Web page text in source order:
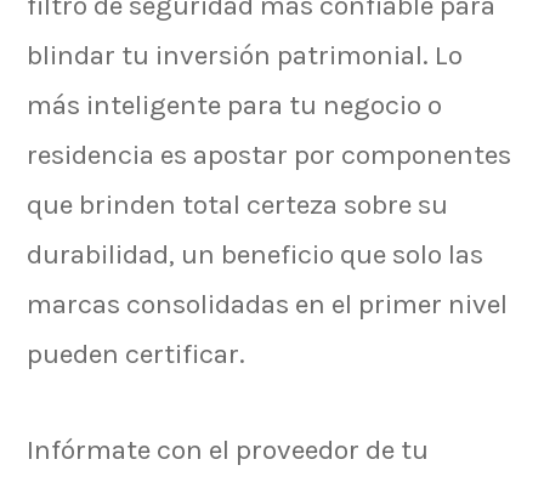
blindar tu inversión patrimonial. Lo
más inteligente para tu negocio o
residencia es apostar por componentes
que brinden total certeza sobre su
durabilidad, un beneficio que solo las
marcas consolidadas en el primer nivel
pueden certificar.
Infórmate con el proveedor de tu